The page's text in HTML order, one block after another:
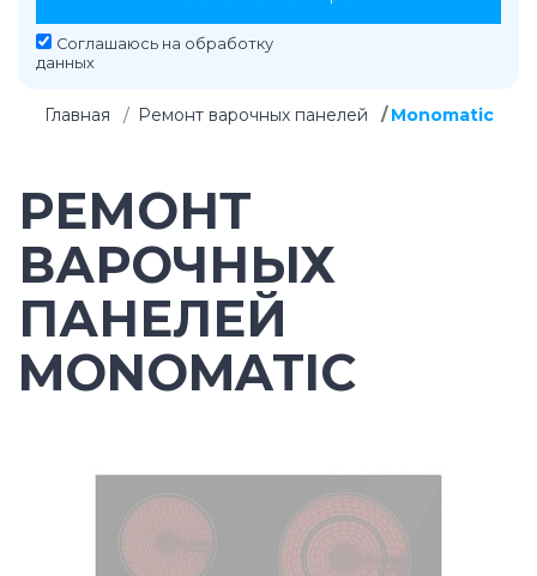
Соглашаюсь на обработку
данных
Главная Ремонт варочных панелей Monomatic
РЕМОНТ
ВАРОЧНЫХ
ПАНЕЛЕЙ
MONOMATIC